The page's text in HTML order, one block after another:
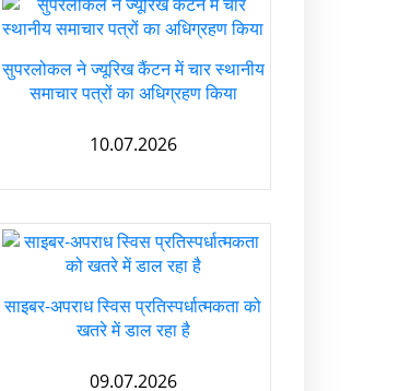
सुपरलोकल ने ज्यूरिख कैंटन में चार स्थानीय
समाचार पत्रों का अधिग्रहण किया
10.07.2026
साइबर-अपराध स्विस प्रतिस्पर्धात्मकता को
खतरे में डाल रहा है
09.07.2026